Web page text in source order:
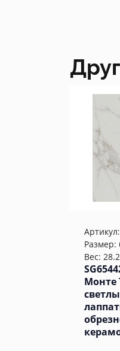
Артикул:
Размер:
Вес:
Монте